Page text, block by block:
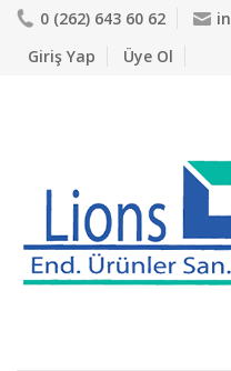
0 (262) 643 60 62
Giriş Yap
Üye Ol